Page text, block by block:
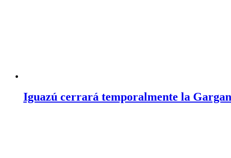
Iguazú cerrará temporalmente la